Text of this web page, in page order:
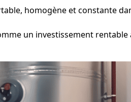
homogène et constante
un investissement